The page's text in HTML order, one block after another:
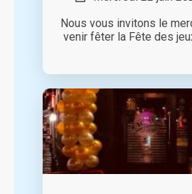
Nous vous invitons le
venir fêter la Fête des